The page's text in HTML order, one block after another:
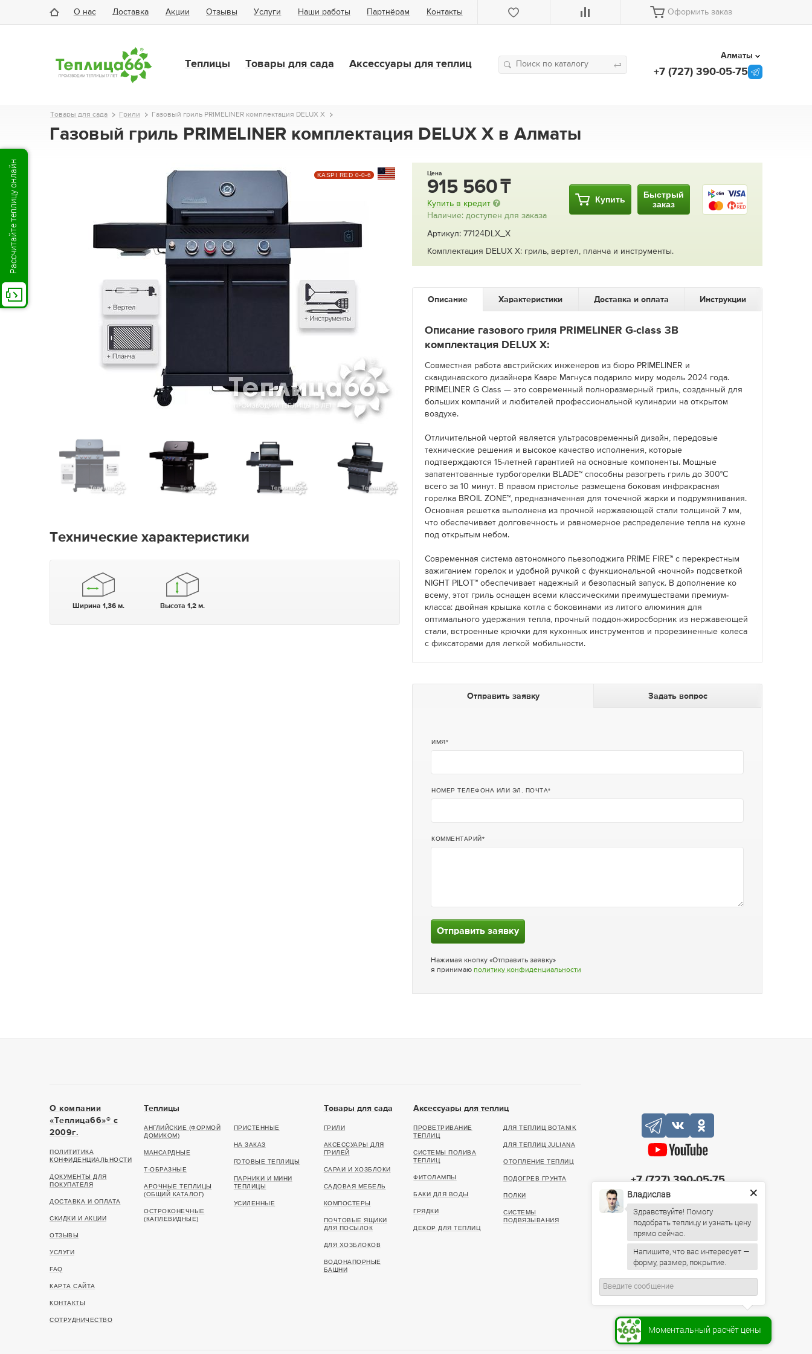
О нас Доставка Акции Отзывы Услуги Наши работы Партнёрам Контакты Оформить заказ
Теплицы Товары для сада Аксессуары для теплиц
Алматы
+7 (727) 390-05-75
Товары для сада Грили Газовый гриль PRIMELINER комплектация DELUX X
Газовый гриль PRIMELINER комплектация DELUX X в Алматы
KASPI RED 0-0-6
Технические характеристики
Ширина 1,36 м. Высота 1,2 м.
Цена
915 560
Купить в кредит
Наличие: доступен для заказа
Купить
Быстрый
заказ
Артикул: 77124DLX_X
Комплектация DELUX X: гриль, вертел, планча и инструменты.
Описание Характеристики Доставка и оплата Инструкции
Описание газового гриля PRIMELINER G-class 3B
комплектация DELUX X:
Совместная работа австрийских инженеров из бюро PRIMELINER и
скандинавского дизайнера Кааре Магнуса подарило миру модель 2024 года.
PRIMELINER G Class — это современный полноразмерный гриль, созданный для
больших компаний и любителей профессиональной кулинарии на открытом
воздухе.
Отличительной чертой является ультрасовременный дизайн, передовые
технические решения и высокое качество исполнения, которые
подтверждаются 15-летней гарантией на основные компоненты. Мощные
запатентованные турбогорелки BLADE™ способны разогреть гриль до 300°C
всего за 10 минут. В правом пристолье размещена боковая инфракрасная
горелка BROIL ZONE™, предназначенная для точечной жарки и подрумянивания.
Основная решетка выполнена из прочной нержавеющей стали толщиной 7 мм,
что обеспечивает долговечность и равномерное распределение тепла на кухне
под открытым небом.
Современная система автономного пьезоподжига PRIME FIRE™ с перекрестным
зажиганием горелок и удобной ручкой с функциональной «ночной» подсветкой
NIGHT PILOT™ обеспечивает надежный и безопасный запуск. В дополнение ко
всему, этот гриль оснащен всеми классическими преимуществами премиум-
класса: двойная крышка котла с боковинами из литого алюминия для
оптимального удержания тепла, прочный поддон-жиросборник из нержавеющей
стали, встроенные крючки для кухонных инструментов и прорезиненные колеса
с фиксаторами для легкой мобильности.
Отправить заявку Задать вопрос
ИМЯ
НОМЕР ТЕЛЕФОНА ИЛИ ЭЛ. ПОЧТА
КОММЕНТАРИЙ
Отправить заявку
Нажимая кнопку «Отправить заявку»
я принимаю политику конфиденциальности
О компании
«Теплица66»® c
2009г.
ПОЛИТИТИКА
КОНФИДЕНЦИАЛЬНОСТИ
ДОКУМЕНТЫ ДЛЯ
ПОКУПАТЕЛЯ
ДОСТАВКА И ОПЛАТА
СКИДКИ И АКЦИИ
ОТЗЫВЫ
УСЛУГИ
FAQ
КАРТА САЙТА
КОНТАКТЫ
СОТРУДНИЧЕСТВО
Теплицы
АНГЛИЙСКИЕ (ФОРМОЙ
ДОМИКОМ)
МАНСАРДНЫЕ
Т-ОБРАЗНЫЕ
АРОЧНЫЕ ТЕПЛИЦЫ
(ОБЩИЙ КАТАЛОГ)
ОСТРОКОНЕЧНЫЕ
(КАПЛЕВИДНЫЕ)
ПРИСТЕННЫЕ
НА ЗАКАЗ
ГОТОВЫЕ ТЕПЛИЦЫ
ПАРНИКИ И МИНИ
ТЕПЛИЦЫ
УСИЛЕННЫЕ
Товары для сада
ГРИЛИ
АКСЕССУАРЫ ДЛЯ
ГРИЛЕЙ
САРАИ И ХОЗБЛОКИ
САДОВАЯ МЕБЕЛЬ
КОМПОСТЕРЫ
ПОЧТОВЫЕ ЯЩИКИ
ДЛЯ ПОСЫЛОК
ДЛЯ ХОЗБЛОКОВ
ВОДОНАПОРНЫЕ
БАШНИ
Аксессуары для теплиц
ПРОВЕТРИВАНИЕ
ТЕПЛИЦ
СИСТЕМЫ ПОЛИВА
ТЕПЛИЦ
ФИТОЛАМПЫ
БАКИ ДЛЯ ВОДЫ
ГРЯДКИ
ДЕКОР ДЛЯ ТЕПЛИЦ
ДЛЯ ТЕПЛИЦ BOTANIK
ДЛЯ ТЕПЛИЦ JULIANA
ОТОПЛЕНИЕ ТЕПЛИЦ
ПОДОГРЕВ ГРУНТА
ПОЛКИ
СИСТЕМЫ
ПОДВЯЗЫВАНИЯ
+7 (727) 390-05-75
20499, г. Алматы, Санаторная улица, 46
ИНН: 221140022903
Пн-Пт: 09:00 – 19:00,
Сб: 10:00 – 16:00, Вс: По
предварительному согласованию
Рассчитайте теплицу онлайн
Моментальный расчёт цены
Владислав
Здравствуйте! Помогу
подобрать теплицу и узнать цену
Напишите, что вас интересует —
форму, размер, покрытие.